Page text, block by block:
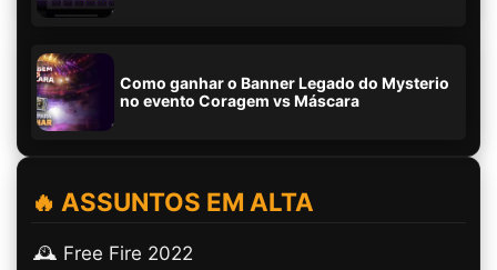
Como ganhar o Banner Legado do Mysterio
no evento Coragem vs Máscara
🔥 ASSUNTOS EM ALTA
🕰️ Free Fire 2022